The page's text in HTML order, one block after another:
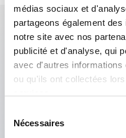
médias sociaux et
partageons également
notre site avec nos
publicité et d'analyse, qui
avec d'autres
ou qu'ils ont collectées
Nécessaires
Caractéristiques clés
Fixation par
Le commutateur
structure à goupille à
La structure de